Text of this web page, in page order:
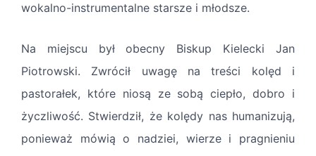
wokalno-instrumentalne starsze i młodsze.
Na miejscu był obecny Biskup Kielecki Jan
Piotrowski. Zwrócił uwagę na treści kolęd i
pastorałek, które niosą ze sobą ciepło, dobro i
życzliwość. Stwierdził, że kolędy nas humanizują,
ponieważ mówią o nadziei, wierze i pragnieniu